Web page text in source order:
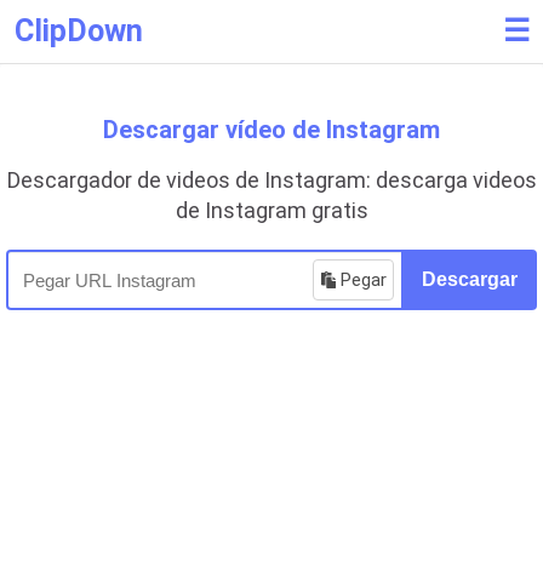
ClipDown ☰
Descargar vídeo de Instagram
Descargador de videos de Instagram: descarga videos
de Instagram gratis
Pegar Descargar